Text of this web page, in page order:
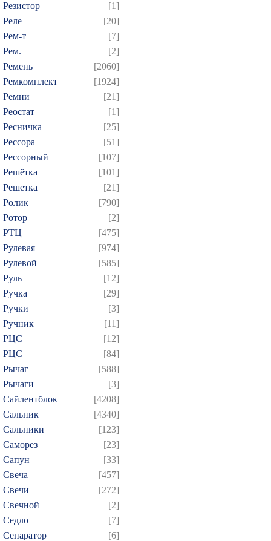
Резистор
[1]
Реле
[20]
Рем-т
[7]
Рем.
[2]
Ремень
[2060]
Ремкомплект
[1924]
Ремни
[21]
Реостат
[1]
Ресничка
[25]
Рессора
[51]
Рессорный
[107]
Решётка
[101]
Решетка
[21]
Ролик
[790]
Ротор
[2]
РТЦ
[475]
Рулевая
[974]
Рулевой
[585]
Руль
[12]
Ручка
[29]
Ручки
[3]
Ручник
[11]
РЦC
[12]
РЦС
[84]
Рычаг
[588]
Рычаги
[3]
Сайлентблок
[4208]
Сальник
[4340]
Сальники
[123]
Саморез
[23]
Сапун
[33]
Свеча
[457]
Свечи
[272]
Свечной
[2]
Седло
[7]
Сепаратор
[6]